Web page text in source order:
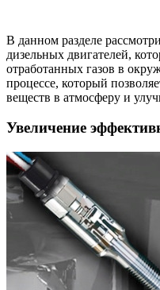
В данном разделе
дизельных двигателей,
отработанных газов в
процессе, который
веществ в атмосферу и
Увеличение